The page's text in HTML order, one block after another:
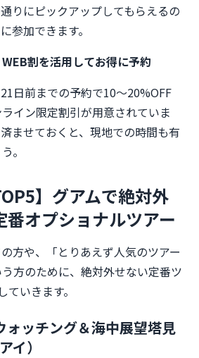
りにピックアップしてもらえるの
参加できます。
割を活用してお得に予約
日前までの予約で10〜20%OFF
イン限定割引が用意されていま
ませておくと、現地での時間も有
。
】グアムで絶対外
番オプショナルツアー
方や、「とりあえず人気のツアー
方のために、絶対外せない定番ツ
いきます。
ォッチング＆海中展望塔見
イ）